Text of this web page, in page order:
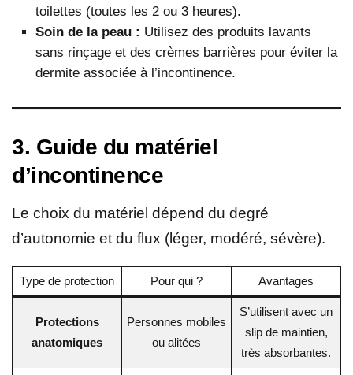
toilettes (toutes les 2 ou 3 heures).
Soin de la peau : Utilisez des produits lavants
sans rinçage et des crèmes barrières pour éviter la
dermite associée à l’incontinence.
3. Guide du matériel
d’incontinence
Le choix du matériel dépend du degré
d’autonomie et du flux (léger, modéré, sévère).
Type de protection Pour qui ? Avantages
Protections
anatomiques
Personnes mobiles
ou alitées
S’utilisent avec un
slip de maintien,
très absorbantes.